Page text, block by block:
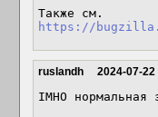
https://
ruslandh 2024-07-
IMHO